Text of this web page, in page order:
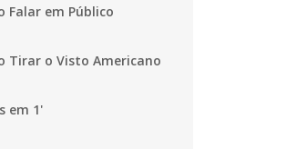
Falar em Público
Tirar o Visto Americano
em 1'